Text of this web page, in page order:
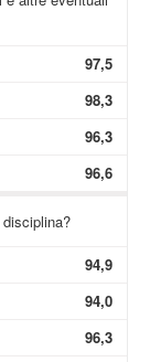
97,5
98,3
96,3
96,6
94,9
94,0
96,3